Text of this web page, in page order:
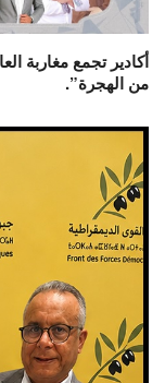
من الهجرة”.